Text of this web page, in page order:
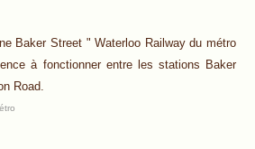
Baker Street " Waterloo Railway du métro
à fonctionner entre les stations Baker
Road.